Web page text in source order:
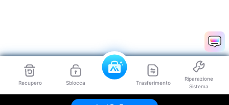
Recupero Sblocca Trasferimento
Riparazione
Sistema